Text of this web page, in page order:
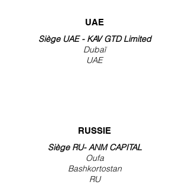
UAE
Siège UAE - KAV GTD Limited
Dubaï
UAE
RUSSIE
Siège RU- ANM CAPITAL
Oufa
Bashkortostan
RU